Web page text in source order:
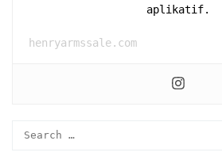
aplikatif.
henryarmssale.com